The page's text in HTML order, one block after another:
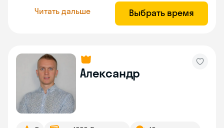
Читать дальше Выбрать время
Александр